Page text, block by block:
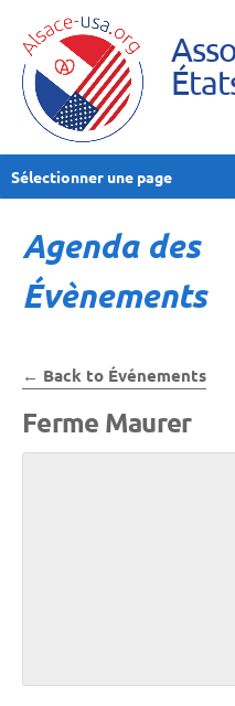
Sélectionner une page
Agenda des
Évènements
← Back to Événements
Ferme Maurer